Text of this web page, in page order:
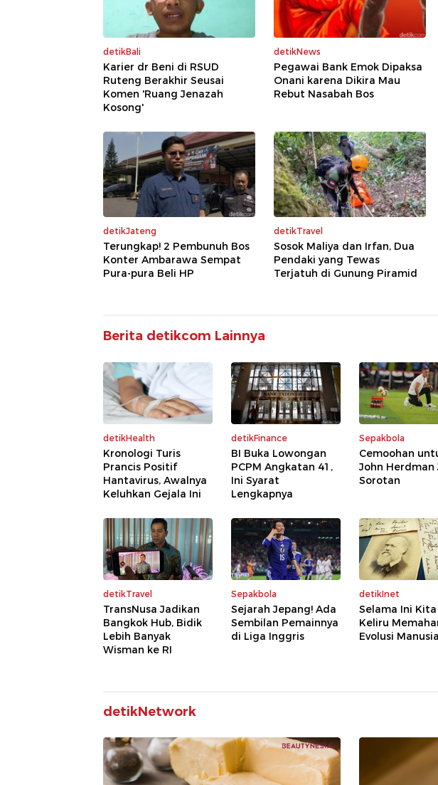
detikBali
Karier dr Beni di RSUD
Ruteng Berakhir Seusai
Komen 'Ruang Jenazah
Kosong'
detikNews
Pegawai Bank Emok Dipaksa
Onani karena Dikira Mau
Rebut Nasabah Bos
detikJateng
Terungkap! 2 Pembunuh Bos
Konter Ambarawa Sempat
Pura-pura Beli HP
detikTravel
Sosok Maliya dan Irfan, Dua
Pendaki yang Tewas
Terjatuh di Gunung Piramid
Berita detikcom Lainnya
detikHealth
Kronologi Turis
Prancis Positif
Hantavirus, Awalnya
Keluhkan Gejala Ini
detikFinance
BI Buka Lowongan
PCPM Angkatan 41,
Ini Syarat
Lengkapnya
Sepakbola
Cemoohan
John Herdman
Sorotan
detikTravel
TransNusa Jadikan
Bangkok Hub, Bidik
Lebih Banyak
Wisman ke RI
Sepakbola
Sejarah Jepang! Ada
Sembilan Pemainnya
di Liga Inggris
detikInet
Selama Ini Kita
Keliru
Evolusi
detikNetwork